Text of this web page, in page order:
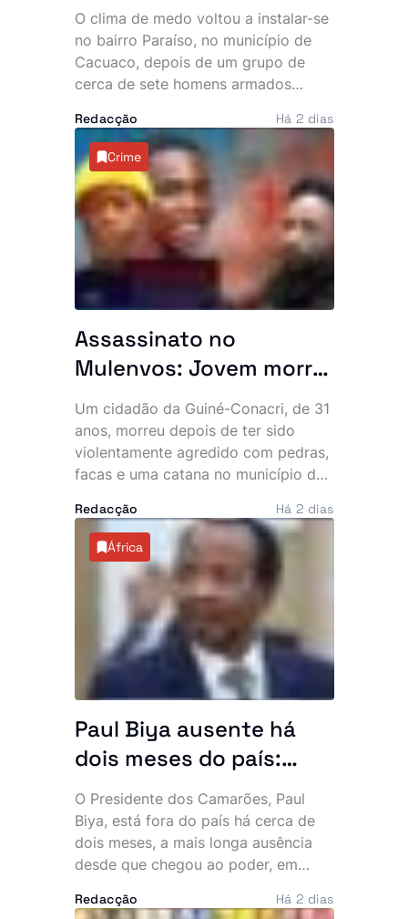
uma hora no bairro
Paraíso. Polícia vê
navios e poeira
O clima de medo voltou a instalar-se
no bairro Paraíso, no município de
Cacuaco, depois de um grupo de
cerca de sete homens armados
madrugada desta quinta-feira. Os
assaltantes roubaram mais de 500
mil kwanzas, telemóveis,
computadores, jóias e documentos,
deixando os moradores em choque e
a questionar a eficácia do combate à
criminalidade na zona.
Redacção Há 2 dias
Crime
Assassinato no
Mulenvos: Jovem morre
após ataque com
pedras, facas e catana
junto a piquete policial
Um cidadão da Guiné-Conacri, de 31
anos, morreu depois de ter sido
violentamente agredido com pedras,
facas e uma catana no município do
atribuído a um grupo de marginais
conhecido por “UTT de Matar”,
ocorreu a escassos metros de um
piquete da Polícia, facto que motivou
denúncias de alegada falta de
intervenção por parte de um agente.
Redacção Há 2 dias
África
Paul Biya ausente há
dois meses do país:
Presidente mais velho
do mundo desaparece
da cena pública e
oposição exige
explicações
O Presidente dos Camarões, Paul
Biya, está fora do país há cerca de
dois meses, a mais longa ausência
desde que chegou ao poder, em
Europa intensificou as críticas da
Redacção Há 2 dias